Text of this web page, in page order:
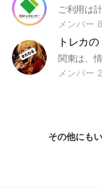
ご利用は
メンバー
メンバー
その他にも